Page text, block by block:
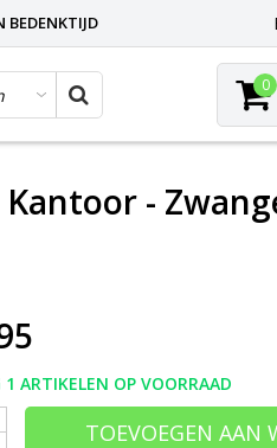
BEDENKTIJD
0
-
1 ARTIKELEN OP VOORRAAD
TOEVOEGEN AAN